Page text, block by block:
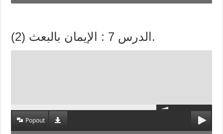
الدرس 7 : الإيمان بالبعث (2).
Popout